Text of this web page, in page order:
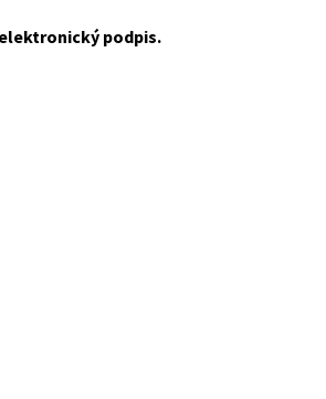
podpis.